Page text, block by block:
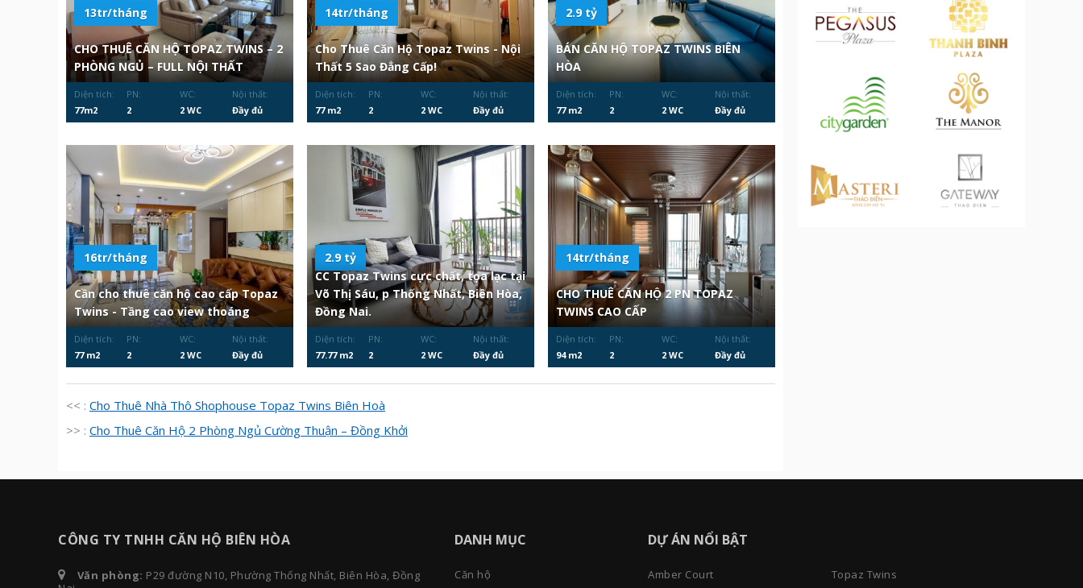
13tr/tháng
CHO THUÊ CĂN HỘ TOPAZ TWINS – 2
PHÒNG NGỦ – FULL NỘI THẤT
Diện tích:
77m2
PN:
2
WC:
2 WC
Nội thất:
Đầy đủ
14tr/tháng
Cho Thuê Căn Hộ Topaz Twins - Nội
Thất 5 Sao Đẳng Cấp!
Diện tích:
77 m2
PN:
2
WC:
2 WC
Nội thất:
Đầy đủ
2.9 tỷ
BÁN CĂN HỘ TOPAZ TWINS BIÊN
HÒA
Diện tích:
77 m2
PN:
2
WC:
2 WC
Nội thất:
Đầy đủ
16tr/tháng
Cần cho thuê căn hộ cao cấp Topaz
Twins - Tầng cao view thoáng
Diện tích:
77 m2
PN:
2
WC:
2 WC
Nội thất:
Đầy đủ
2.9 tỷ
CC Topaz Twins cực chất, tọa lạc tại
Võ Thị Sáu, p Thống Nhất, Biên Hòa,
Đồng Nai.
Diện tích:
77.77 m2
PN:
2
WC:
2 WC
Nội thất:
Đầy đủ
14tr/tháng
CHO THUÊ CĂN HỘ 2 PN TOPAZ
TWINS CAO CẤP
Diện tích:
94 m2
PN:
2
WC:
2 WC
Nội thất:
Đầy đủ
<< : Cho Thuê Nhà Thô Shophouse Topaz Twins Biên Hoà
>> : Cho Thuê Căn Hộ 2 Phòng Ngủ Cường Thuận – Đồng Khởi
CÔNG TY TNHH CĂN HỘ BIÊN HÒA
Văn phòng: P29 đường N10, Phường Thống Nhất, Biên Hòa, Đồng
DANH MỤC
Căn hộ
DỰ ÁN NỔI BẬT
Amber Court Topaz Twins